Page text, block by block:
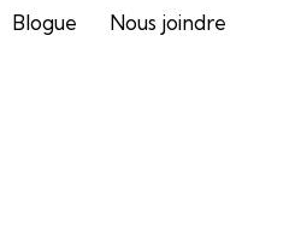
Blogue Nous joindre